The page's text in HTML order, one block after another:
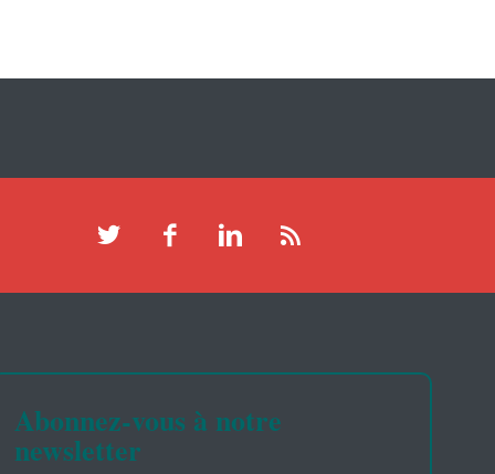
Abonnez-vous à notre
newsletter